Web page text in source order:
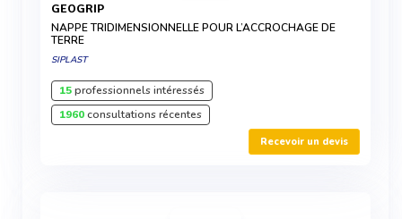
GEOGRIP
NAPPE TRIDIMENSIONNELLE POUR L’ACCROCHAGE DE
TERRE
SIPLAST
15professionnels intéressés
1960consultations récentes
Recevoir un devis